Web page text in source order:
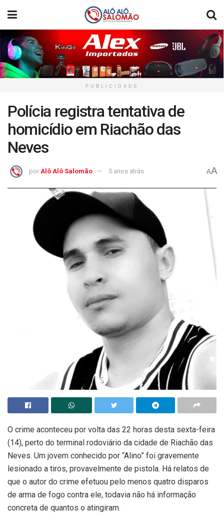
PUBLICIDADE
Polícia registra tentativa de
homicídio em Riachão das
Neves
por Alô Alô Salomão 5 anos atrás AA
O crime aconteceu por volta das 22 horas desta sexta-feira
(14), perto do terminal rodoviário da cidade de Riachão das
Neves. Um jovem conhecido por “Alino” foi gravemente
lesionado a tiros, provavelmente de pistola. Há relatos de
que o autor do crime efetuou pelo menos quatro disparos
de arma de fogo contra ele, todavia não há informação
concreta de quantos o atingiram.